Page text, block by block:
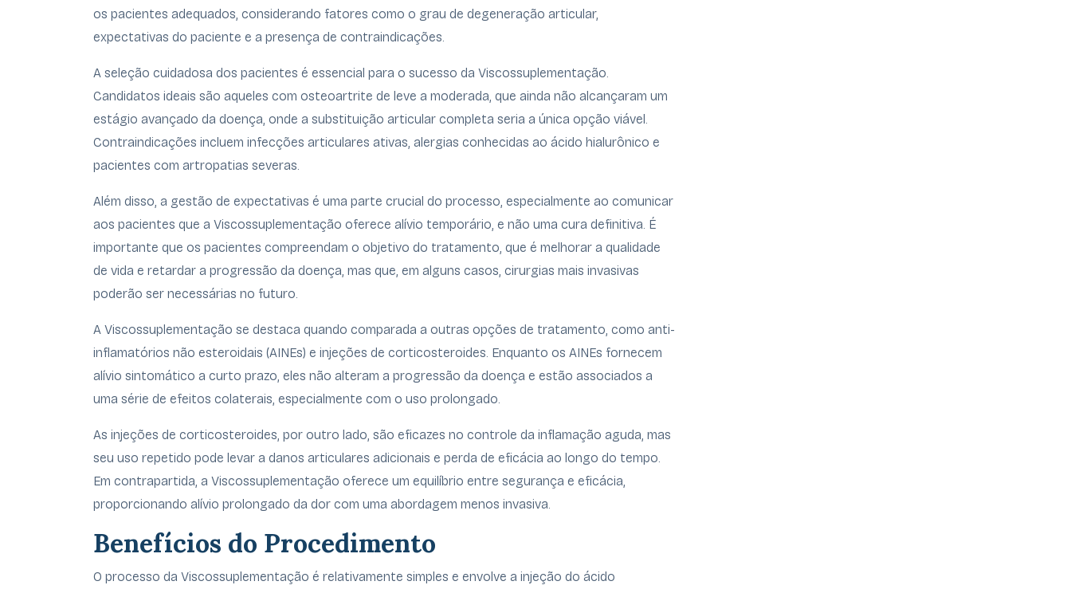
os pacientes adequados, considerando fatores como o grau de degeneração articular,
expectativas do paciente e a presença de contraindicações.
A seleção cuidadosa dos pacientes é essencial para o sucesso da Viscossuplementação.
Candidatos ideais são aqueles com osteoartrite de leve a moderada, que ainda não alcançaram um
estágio avançado da doença, onde a substituição articular completa seria a única opção viável.
Contraindicações incluem infecções articulares ativas, alergias conhecidas ao ácido hialurônico e
pacientes com artropatias severas.
Além disso, a gestão de expectativas é uma parte crucial do processo, especialmente ao comunicar
aos pacientes que a Viscossuplementação oferece alívio temporário, e não uma cura definitiva. É
importante que os pacientes compreendam o objetivo do tratamento, que é melhorar a qualidade
de vida e retardar a progressão da doença, mas que, em alguns casos, cirurgias mais invasivas
poderão ser necessárias no futuro.
A Viscossuplementação se destaca quando comparada a outras opções de tratamento, como anti-
inflamatórios não esteroidais (AINEs) e injeções de corticosteroides. Enquanto os AINEs fornecem
alívio sintomático a curto prazo, eles não alteram a progressão da doença e estão associados a
uma série de efeitos colaterais, especialmente com o uso prolongado.
As injeções de corticosteroides, por outro lado, são eficazes no controle da inflamação aguda, mas
seu uso repetido pode levar a danos articulares adicionais e perda de eficácia ao longo do tempo.
Em contrapartida, a Viscossuplementação oferece um equilíbrio entre segurança e eficácia,
proporcionando alívio prolongado da dor com uma abordagem menos invasiva.
Benefícios do Procedimento
O processo da Viscossuplementação é relativamente simples e envolve a injeção do ácido